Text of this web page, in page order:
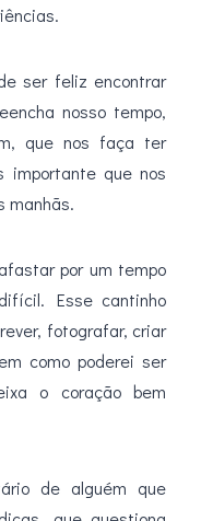
ser feliz encontrar
nosso tempo,
que nos faça ter
importante que nos
manhãs.
por um tempo
Esse cantinho
fotografar, criar
como poderei ser
o coração bem
de alguém que